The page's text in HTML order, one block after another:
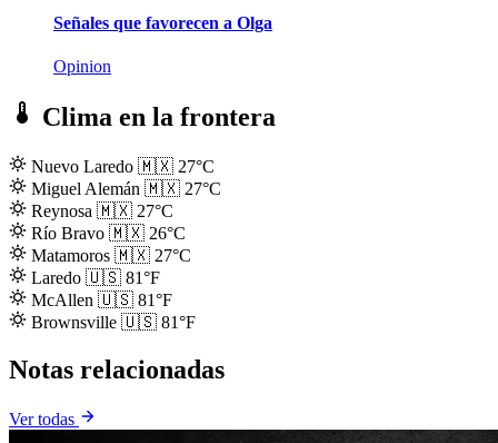
Señales que favorecen a Olga
Opinion
Clima en la frontera
Nuevo Laredo 🇲🇽 27°C
Miguel Alemán 🇲🇽 27°C
Reynosa 🇲🇽 27°C
Río Bravo 🇲🇽 26°C
Matamoros 🇲🇽 27°C
Laredo 🇺🇸 81°F
McAllen 🇺🇸 81°F
Brownsville 🇺🇸 81°F
Notas relacionadas
Ver todas